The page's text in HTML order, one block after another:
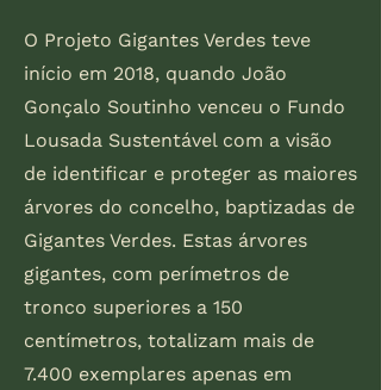
O Projeto Gigantes Verdes teve
início em 2018, quando João
Gonçalo Soutinho venceu o Fundo
Lousada Sustentável com a visão
de identificar e proteger as maiores
árvores do concelho, baptizadas de
Gigantes Verdes. Estas árvores
gigantes, com perímetros de
tronco superiores a 150
centímetros, totalizam mais de
7.400 exemplares apenas em